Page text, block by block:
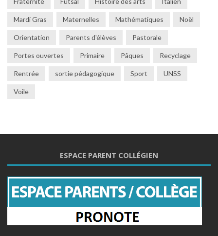
Mardi Gras Maternelles Mathématiques Noël
Orientation Parents d'élèves Pastorale
Portes ouvertes Primaire Pâques Recyclage
Rentrée sortie pédagogique Sport UNSS
Voile
ESPACE PARENT COLLÉGIEN